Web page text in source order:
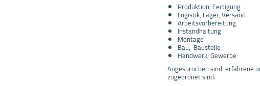
Produktion, Fertigung
Logistik, Lager, Versand
Arbeitsvorbereitung
Instandhaltung
Montage
Bau, Baustelle
Handwerk, Gewerbe
Angesprochen sind erfahrene
zugeordnet sind.